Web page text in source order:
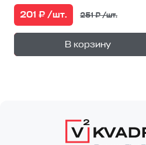
201 ₽ /шт. 251 ₽ /шт.
В корзину
1уп.